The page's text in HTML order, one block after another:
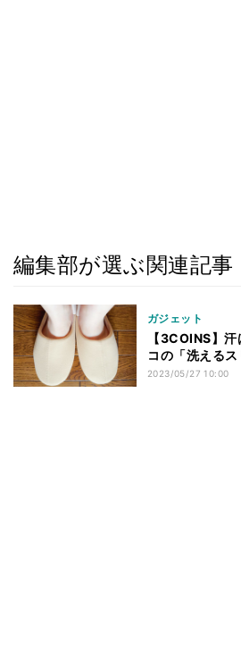
編集部が選ぶ関連記事
ガジェット
【3COINS】
コの「洗える
2023/05/27 10:00